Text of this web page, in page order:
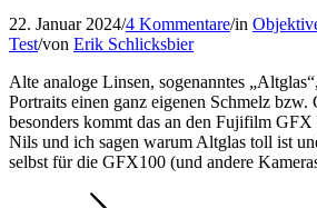
22. Januar 2024/4 Kommentare/in
Test/von Erik Schlicksbier
Alte analoge Linsen, sogenanntes
Portraits einen ganz eigenen Schmelz bzw.
besonders kommt das an den Fujifilm
Nils und ich sagen warum Altglas toll ist
selbst für die GFX100 (und andere